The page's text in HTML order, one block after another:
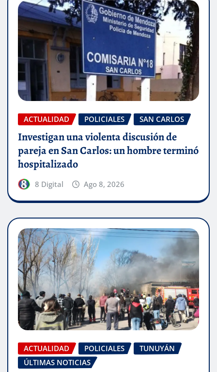
ACTUALIDAD POLICIALES SAN CARLOS
Investigan una violenta discusión de
pareja en San Carlos: un hombre terminó
hospitalizado
8 Digital Ago 8, 2026
ACTUALIDAD POLICIALES
TUNUYÁN
ÚLTIMAS NOTICIAS